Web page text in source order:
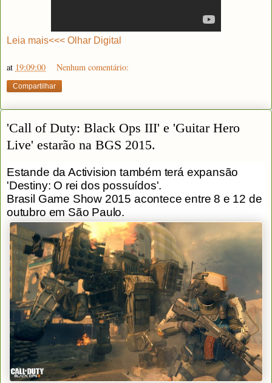
Leia mais<<< Olhar Digital
at 19:09:00 Nenhum comentário:
Compartilhar
'Call of Duty: Black Ops III' e 'Guitar Hero
Live' estarão na BGS 2015.
Estande da Activision também terá expansão
'Destiny: O rei dos possuídos'.
Brasil Game Show 2015 acontece entre 8 e 12 de
outubro em São Paulo.